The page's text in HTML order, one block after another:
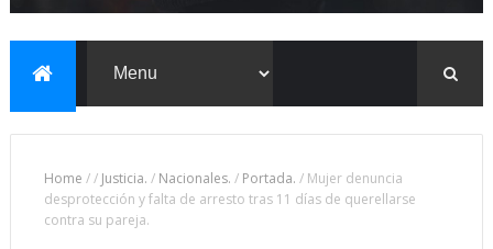
Home // Justicia. / Nacionales. / Portada. / Mujer denuncia
desprotección y falta de arresto tras 11 días de querellarse
contra su pareja.